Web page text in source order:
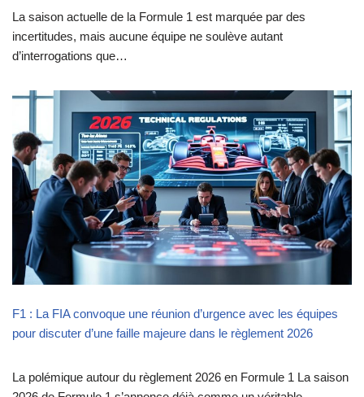
La saison actuelle de la Formule 1 est marquée par des
incertitudes, mais aucune équipe ne soulève autant
d’interrogations que…
F1 : La FIA convoque une réunion d’urgence avec les équipes
pour discuter d’une faille majeure dans le règlement 2026
La polémique autour du règlement 2026 en Formule 1 La saison